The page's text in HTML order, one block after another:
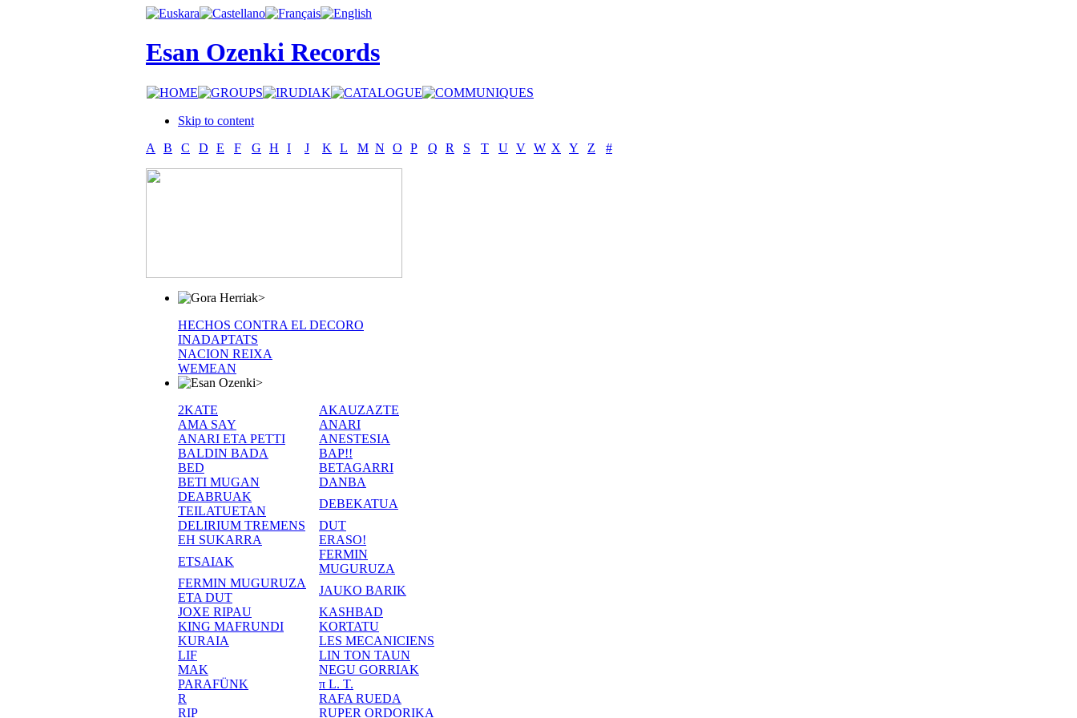
Esan Ozenki Records
Skip to content
A
B C D E F G H I J K L M N O P Q R S T U V W X Y Z #
>
HECHOS CONTRA EL DECORO
INADAPTATS
NACION REIXA
WEMEAN
>
2KATE
AKAUZAZTE
AMA SAY
ANARI
ANARI ETA PETTI
ANESTESIA
BALDIN BADA
BAP!!
BED
BETAGARRI
BETI MUGAN
DANBA
DEABRUAK
TEILATUETAN
DEBEKATUA
DELIRIUM TREMENS
DUT
EH SUKARRA
ERASO!
ETSAIAK
FERMIN
MUGURUZA
FERMIN MUGURUZA
ETA DUT
JAUKO BARIK
JOXE RIPAU
KASHBAD
KING MAFRUNDI
KORTATU
KURAIA
LES MECANICIENS
LIF
LIN TON TAUN
MAK
NEGU GORRIAK
PARAFÜNK
π L. T.
R
RAFA RUEDA
RIP
RUPER ORDORIKA